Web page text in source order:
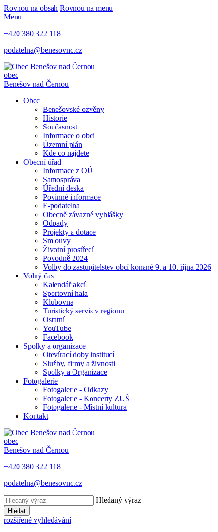
Rovnou na obsah Rovnou na menu
Menu
+420 380 322 118
podatelna@benesovnc.cz
obec
Benešov nad Černou
Obec
Benešovské ozvěny
Historie
Současnost
Informace o obci
Územní plán
Kde co najdete
Obecní úřad
Informace z OÚ
Samospráva
Úřední deska
Povinné informace
E-podatelna
Obecně závazné vyhlášky
Odpady
Projekty a dotace
Smlouvy
Životní prostředí
Povodně 2024
Volby do zastupitelstev obcí konané 9. a 10. října 2026
Volný čas
Kalendář akcí
Sportovní hala
Klubovna
Turistický servis v regionu
Ostatní
YouTube
Facebook
Spolky a organizace
Otevírací doby institucí
Služby, firmy a živnosti
Spolky a Organizace
Fotogalerie
Fotogalerie - Odkazy
Fotogalerie - Koncerty ZUŠ
Fotogalerie - Místní kultura
Kontakt
obec
Benešov nad Černou
+420 380 322 118
podatelna@benesovnc.cz
Hledaný výraz
Hledat
rozšířené vyhledávání